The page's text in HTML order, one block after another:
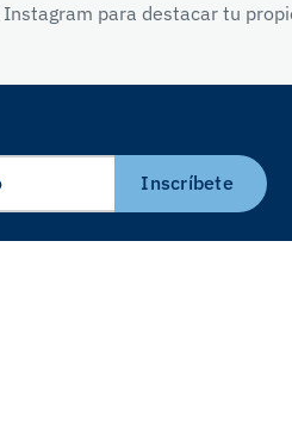
Instagram para destacar tu
Inscríbete